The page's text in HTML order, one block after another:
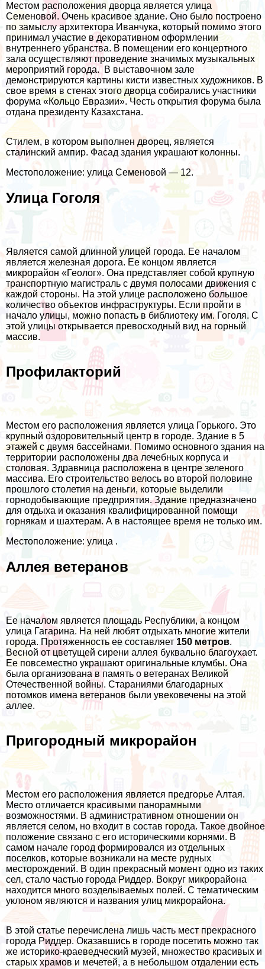
Местом расположения дворца является улица
Семеновой. Очень красивое здание. Оно было построено
по замыслу архитектора Иванчука, который помимо этого
принимал участие в декоративном оформлении
внутреннего убранства. В помещении его концертного
зала осуществляют проведение значимых музыкальных
мероприятий города. В выставочном зале
демонстрируются картины кисти известных художников. В
свое время в стенах этого дворца собирались участники
форума «Кольцо Евразии». Честь открытия форума была
отдана президенту Казахстана.
Стилем, в котором выполнен дворец, является
сталинский ампир. Фасад здания украшают колонны.
Местоположение: улица Семеновой — 12.
Улица Гоголя
Является самой длинной улицей города. Ее началом
является железная дорога. Ее концом является
микрорайон «Геолог». Она представляет собой крупную
транспортную магистраль с двумя полосами движения с
каждой стороны. На этой улице расположено большое
количество объектов инфраструктуры. Если пройти в
начало улицы, можно попасть в библиотеку им. Гоголя. С
этой улицы открывается превосходный вид на горный
массив.
Профилакторий
Местом его расположения является улица Горького. Это
крупный оздоровительный центр в городе. Здание в 5
этажей с двумя бассейнами. Помимо основного здания на
территории расположены два лечебных корпуса и
столовая. Здравница расположена в центре зеленого
массива. Его строительство велось во второй половине
прошлого столетия на деньги, которые выделили
горнодобывающие предприятия. Здание предназначено
для отдыха и оказания квалифицированной помощи
горнякам и шахтерам. А в настоящее время не только им.
Местоположение: улица .
Аллея ветеранов
Ее началом является площадь Республики, а концом
улица Гагарина. На ней любят отдыхать многие жители
города. Протяженность ее составляет 150 метров.
Весной от цветущей сирени аллея буквально благоухает.
Ее повсеместно украшают оригинальные клумбы. Она
была организована в память о ветеранах Великой
Отечественной войны. Стараниями благодарных
потомков имена ветеранов были увековечены на этой
аллее.
Пригородный микрорайон
Местом его расположения является предгорье Алтая.
Место отличается красивыми панорамными
возможностями. В административном отношении он
является селом, но входит в состав города. Такое двойное
положение связано с его историческими корнями. В
самом начале город формировался из отдельных
поселков, которые возникали на месте рудных
месторождений. В один прекрасный момент одно из таких
сел, стало частью города Риддер. Вокруг микрорайона
находится много возделываемых полей. С тематическим
уклоном являются и названия улиц микрорайона.
В этой статье перечислена лишь часть мест прекрасного
города Риддер. Оказавшись в городе посетить можно так
же историко-краеведческий музей, множество красивых и
старых храмов и мечетей, а в небольшом отдалении есть